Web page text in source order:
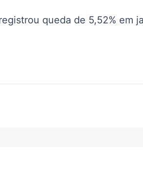
queda de 5,52% em